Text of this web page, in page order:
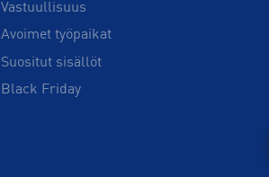
Vastuullisuus
Avoimet työpaikat
Suositut sisällöt
Black Friday